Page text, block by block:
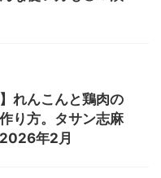
れんこんと鶏肉の
り方。タサン志麻
年2月